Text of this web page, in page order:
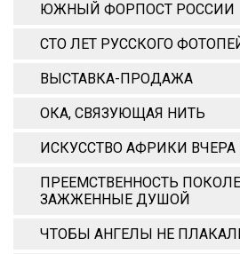
ЮЖНЫЙ ФОРПОСТ РОССИИ
СТО ЛЕТ РУССКОГО
ВЫСТАВКА-ПРОДАЖА
ОКА, СВЯЗУЮЩАЯ НИТЬ
ИСКУССТВО АФРИКИ ВЧЕРА
ПРЕЕМСТВЕННОСТЬ
ЗАЖЖЕННЫЕ ДУШОЙ
ЧТОБЫ АНГЕЛЫ НЕ